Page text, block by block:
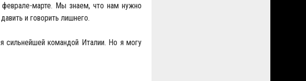
марте. Мы знаем, что нам нужно
и говорить лишнего.
сильнейшей командой Италии. Но я могу